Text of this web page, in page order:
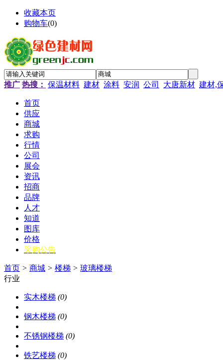
收藏本页
购物车(0)
推广 热搜： 保温材料 建材 涂料 安润 公司 大唐新材 建材,
首页
供应
商城
求购
行情
公司
展会
资讯
招商
品牌
人才
知道
图库
价格
采购公告
首页 > 商城 > 楼梯 > 玻璃楼梯
行业
实木楼梯 (0)
钢木楼梯 (0)
不锈钢楼梯 (0)
铁艺楼梯 (0)